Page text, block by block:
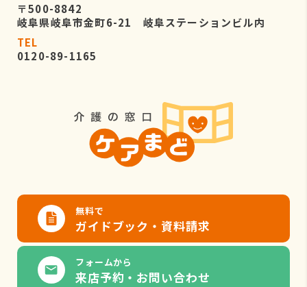
〒500-8842
岐阜県岐阜市金町6-21 岐阜ステーションビル内
TEL
0120-89-1165
無料で
ガイドブック・資料請求
フォームから
来店予約・お問い合わせ